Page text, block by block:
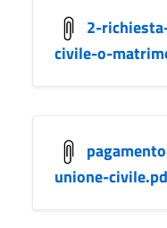
2-
civile-o-
unione-